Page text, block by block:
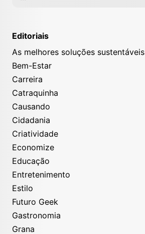
Editoriais
As melhores soluções sustentáveis
Bem-Estar
Carreira
Catraquinha
Causando
Cidadania
Criatividade
Economize
Educação
Entretenimento
Estilo
Futuro Geek
Gastronomia
Grana